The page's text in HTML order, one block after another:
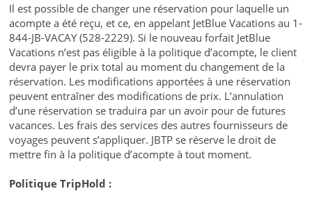
Il est possible de changer une réservation pour laquelle un
acompte a été reçu, et ce, en appelant JetBlue Vacations au 1-
844-JB-VACAY (528-2229). Si le nouveau forfait JetBlue
Vacations n’est pas éligible à la politique d’acompte, le client
devra payer le prix total au moment du changement de la
réservation. Les modifications apportées à une réservation
peuvent entraîner des modifications de prix. L’annulation
d’une réservation se traduira par un avoir pour de futures
vacances. Les frais des services des autres fournisseurs de
voyages peuvent s’appliquer. JBTP se réserve le droit de
mettre fin à la politique d’acompte à tout moment.
Politique TripHold :